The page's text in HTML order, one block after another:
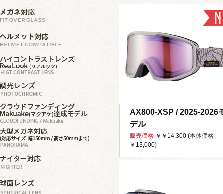
AX800-XSP / 2025-2026
デル
販売価格 ￥￥14,300 (本体価格
￥13,000)